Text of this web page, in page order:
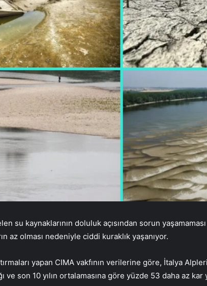
su kaynaklarının doluluk açısından sorun
az olması nedeniyle ciddi kuraklık yaşanıyor.
yapan CIMA vakfının verilerine göre, İtalya
ve son 10 yılın ortalamasına göre yüzde 53 daha az kar